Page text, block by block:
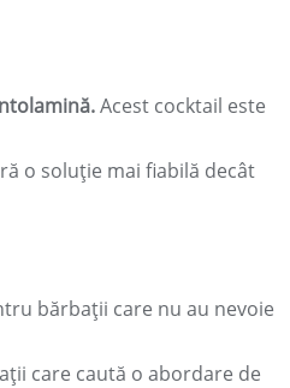
Acest cocktail este
o soluție mai fiabilă decât
bărbații care nu au nevoie
care caută o abordare de